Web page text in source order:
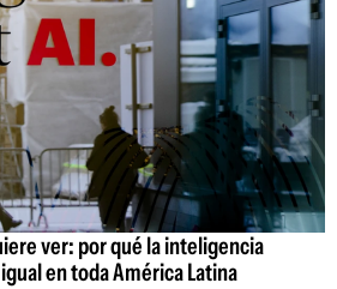
ver: por qué la inteligencia
en toda América Latina